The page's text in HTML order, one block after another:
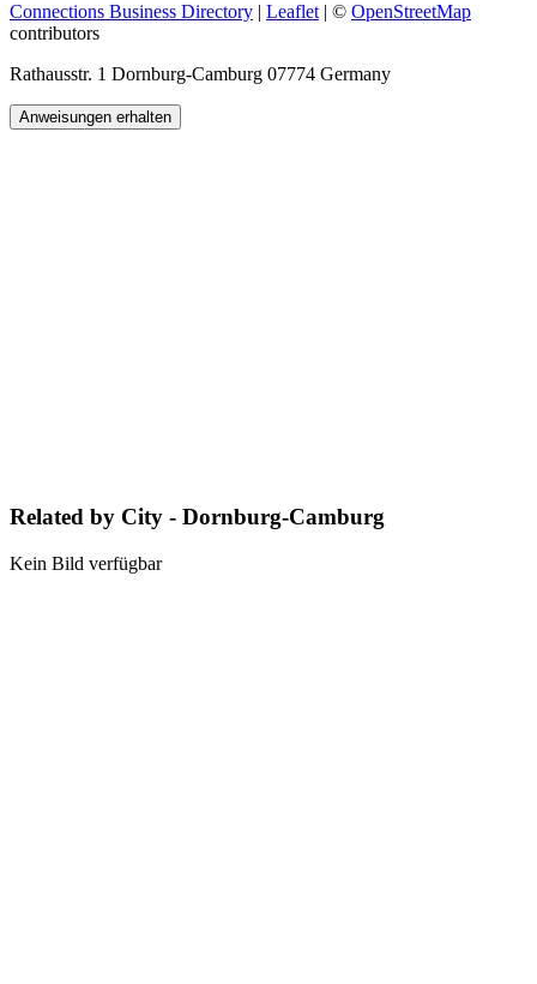
Connections Business Directory | Leaflet | © OpenStreetMap
contributors
Rathausstr. 1 Dornburg-Camburg 07774 Germany
Anweisungen erhalten
Related by City - Dornburg-Camburg
Kein Bild verfügbar